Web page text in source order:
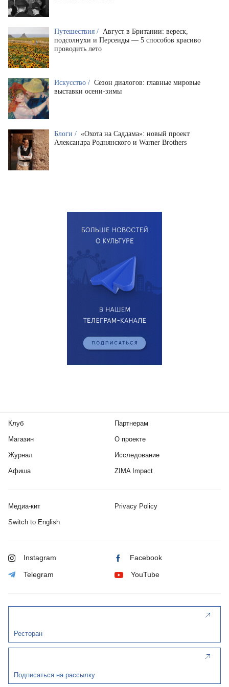
Путешествия / Август в Британии: вереск,
подсолнухи и Персеиды — 5 способов красиво
проводить лето
Искусство / Сезон диалогов: главные мировые
выставки осени-зимы
Блоги / «Охота на Саддама»: новый проект
Александра Роднянского и Warner Brothers
Клуб
Магазин
Журнал
Афиша
Партнерам
О проекте
Исследование
ZIMA Impact
Медиа-кит Privacy Policy
Switch to English
Instagram Facebook
Telegram YouTube
Ресторан
Подписаться на рассылку